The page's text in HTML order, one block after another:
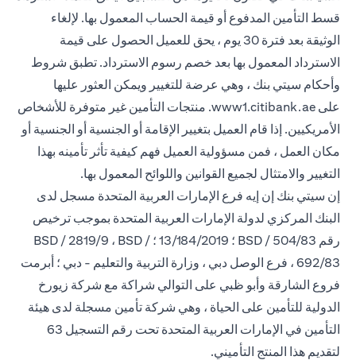
قسط التأمين المدفوع أو قيمة الحساب المعمول بها. لإلغاء
الوثيقة بعد فترة 30 يوم ، يحق للعميل الحصول على قيمة
الاسترداد المعمول بها بعد خصم رسوم الاسترداد. تطبق شروط
وأحكام سيتي بنك ، وهي عرضة للتغيير ويمكن العثور عليها
على www1.citibank.ae
(opens in a new tab). منتجات التأمين غير متوفرة للأشخاص
الأمريكيين. إذا قام العميل بتغيير الإقامة أو الجنسية أو الجنسية أو
مكان العمل ، فمن مسؤولية العميل فهم كيفية تأثر تأمينه بهذا
التغيير والامتثال لجميع القوانين واللوائح المعمول بها.
إن سيتي بنك إن إيه فرع الإمارات العربية المتحدة مسجل لدى
البنك المركزي لدولة الإمارات العربية المتحدة بموجب ترخيص
رقم BSD / 504/83 ؛ 13/184/2019 ؛ BSD / 2819/9 ، BSD /
692/83 ، فرع الوصل دبي ، وزارة التربية والتعليم - دبي ؛ أبرمت
فروع الشارقة وأبو ظبي على التوالي شراكة مع شركة زيورخ
الدولية للتأمين على الحياة ، وهي شركة تأمين مسجلة لدى هيئة
التأمين في الإمارات العربية المتحدة تحت رقم التسجيل 63
لتقديم هذا المنتج التأميني.